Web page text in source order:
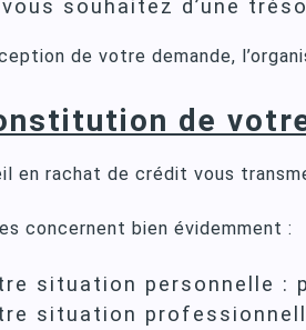
souhaitez d’une
de votre demande,
de
en rachat de crédit vous
concernent bien évidemment :
situation personnelle :
situation